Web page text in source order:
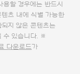
할 경우에는 반드시
츠 내에 식별 가능한
지 않은 콘텐츠는
수 있습니다. ※
다운로드가